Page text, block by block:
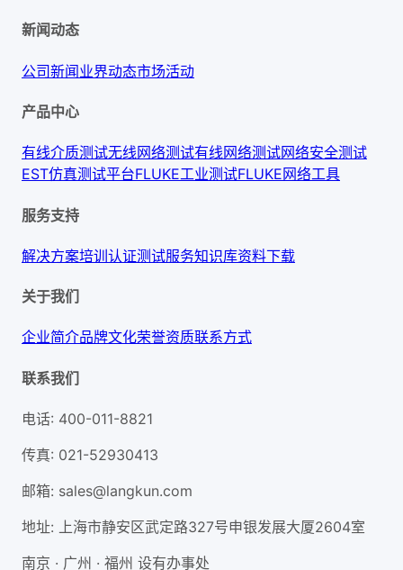
新闻动态
公司新闻业界动态市场活动
产品中心
有线介质测试无线网络测试有线网络测试网络安全测试
EST仿真测试平台FLUKE工业测试FLUKE网络工具
服务支持
解决方案培训认证测试服务知识库资料下载
关于我们
企业简介品牌文化荣誉资质联系方式
联系我们
电话: 400-011-8821
传真: 021-52930413
邮箱: sales@langkun.com
地址:
上海市静安区武定路327号申银发展大厦2604室
南京 · 广州 · 福州 设有办事处